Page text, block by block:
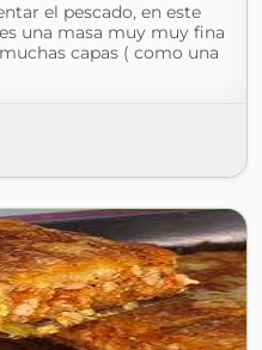
el pescado, en este
una masa muy muy fina
capas ( como una